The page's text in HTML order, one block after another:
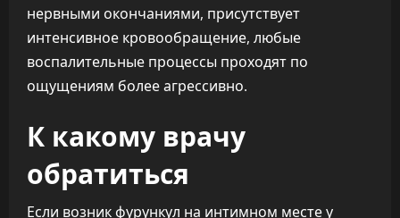
нервными окончаниями, присутствует
интенсивное кровообращение, любые
воспалительные процессы проходят по
ощущениям более агрессивно.
К какому врачу
обратиться
Если возник фурункул на интимном месте у